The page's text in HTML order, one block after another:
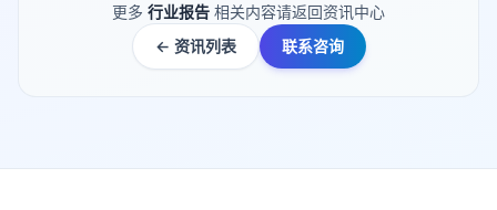
更多 行业报告 相关内容请返回资讯中心
← 资讯列表
联系咨询